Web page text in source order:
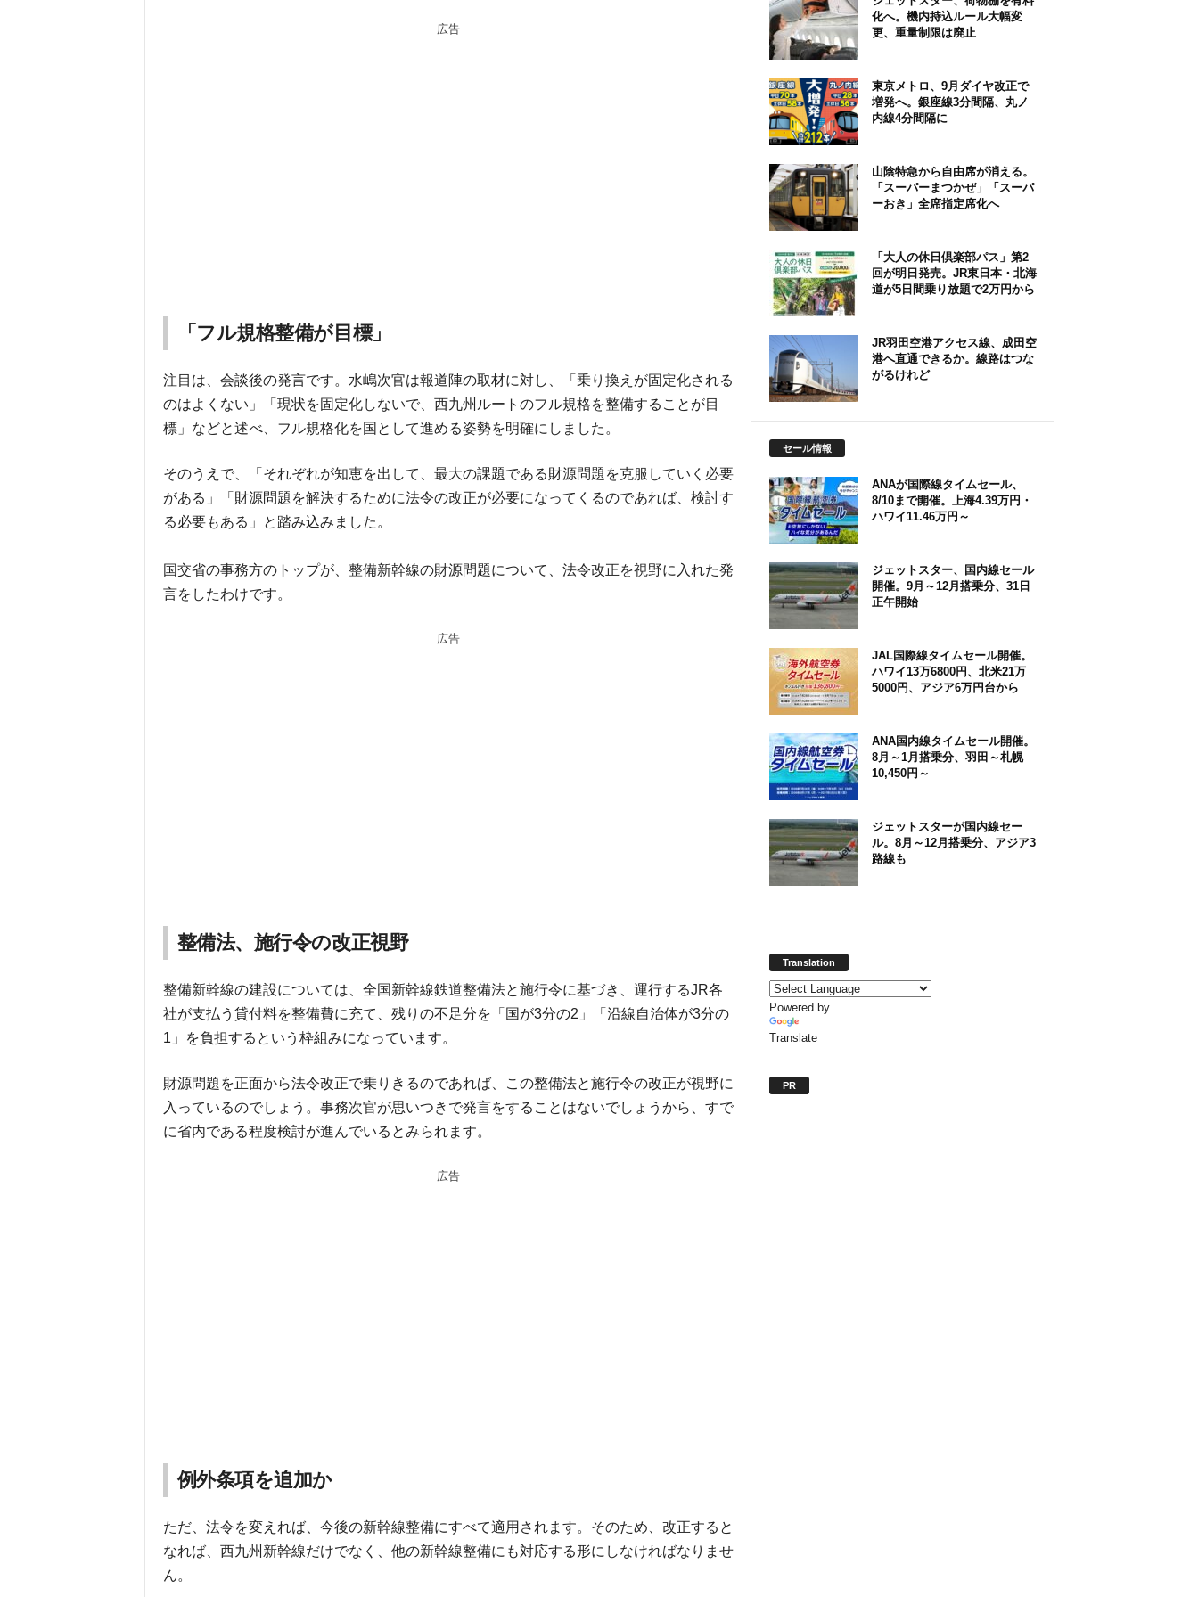
広告
「フル規格整備が目標」
注目は、会談後の発言です。水嶋次官は報道陣の取材に対し、「乗り換えが固定化される
のはよくない」「現状を固定化しないで、西九州ルートのフル規格を整備することが目
標」などと述べ、フル規格化を国として進める姿勢を明確にしました。
そのうえで、「それぞれが知恵を出して、最大の課題である財源問題を克服していく必要
がある」「財源問題を解決するために法令の改正が必要になってくるのであれば、検討す
る必要もある」と踏み込みました。
国交省の事務方のトップが、整備新幹線の財源問題について、法令改正を視野に入れた発
言をしたわけです。
広告
整備法、施行令の改正視野
整備新幹線の建設については、全国新幹線鉄道整備法と施行令に基づき、運行するJR各
社が支払う貸付料を整備費に充て、残りの不足分を「国が3分の2」「沿線自治体が3分の
1」を負担するという枠組みになっています。
財源問題を正面から法令改正で乗りきるのであれば、この整備法と施行令の改正が視野に
入っているのでしょう。事務次官が思いつきで発言をすることはないでしょうから、すで
に省内である程度検討が進んでいるとみられます。
広告
例外条項を追加か
ただ、法令を変えれば、今後の新幹線整備にすべて適用されます。そのため、改正すると
なれば、西九州新幹線だけでなく、他の新幹線整備にも対応する形にしなければなりませ
ん。
化へ。機内持込ルール大幅変
更、重量制限は廃止
東京メトロ、9月ダイヤ改正で
増発へ。銀座線3分間隔、丸ノ
内線4分間隔に
山陰特急から自由席が消える。
「スーパーまつかぜ」「スーパ
ーおき」全席指定席化へ
「大人の休日倶楽部パス」第2
回が明日発売。JR東日本・北海
道が5日間乗り放題で2万円から
JR羽田空港アクセス線、成田空
港へ直通できるか。線路はつな
がるけれど
セール情報
ANAが国際線タイムセール、
8/10まで開催。上海4.39万円・
ハワイ11.46万円～
ジェットスター、国内線セール
開催。9月～12月搭乗分、31日
正午開始
JAL国際線タイムセール開催。
ハワイ13万6800円、北米21万
5000円、アジア6万円台から
ANA国内線タイムセール開催。
8月～1月搭乗分、羽田～札幌
10,450円～
ジェットスターが国内線セー
ル。8月～12月搭乗分、アジア3
路線も
Translation
Powered by
Translate
PR